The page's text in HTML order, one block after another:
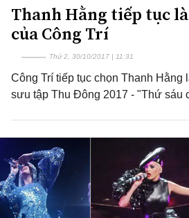
Thanh Hằng tiếp tục
của Công Trí
Thứ 2, 30/10/2017 | 11:31
Công Trí tiếp tục chọn Thanh Hằng
sưu tập Thu Đông 2017 - "Thứ sáu